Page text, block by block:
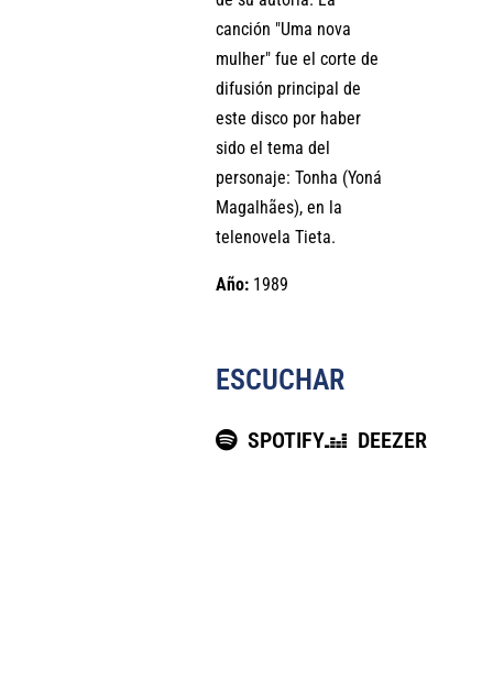
canción "Uma nova
mulher" fue el corte de
difusión principal de
este disco por haber
sido el tema del
personaje: Tonha (Yoná
Magalhães), en la
telenovela Tieta.
Año: 1989
ESCUCHAR
SPOTIFY DEEZER